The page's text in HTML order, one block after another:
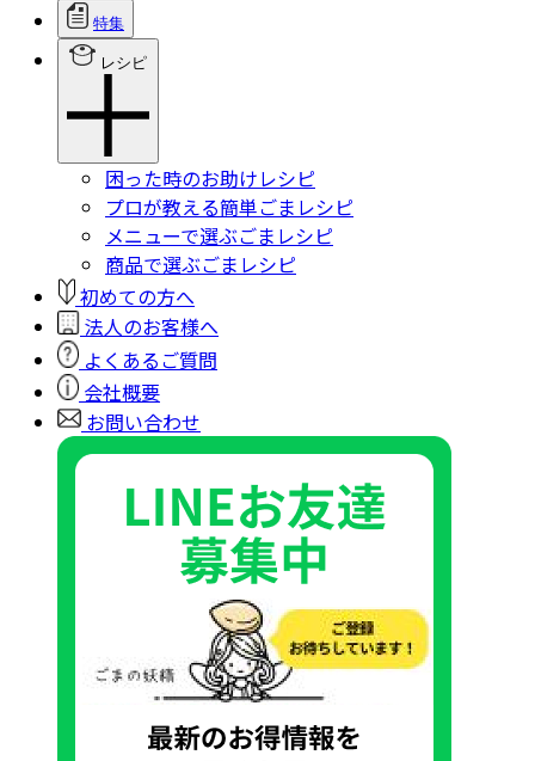
特集
レシピ
困った時のお助けレシピ
プロが教える簡単ごまレシピ
メニューで選ぶごまレシピ
商品で選ぶごまレシピ
初めての方へ
法人のお客様へ
よくあるご質問
会社概要
お問い合わせ